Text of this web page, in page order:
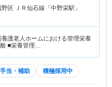
区 ＪＲ仙石線「中野栄駅」
養護老人ホームにおける管理栄養
■栄養管理…
当・補助 積極採用中